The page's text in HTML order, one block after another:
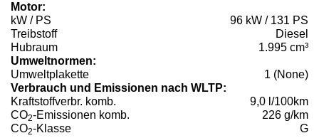
Motor:
kW / PS
96 kW / 131 PS
Treibstoff
Diesel
Hubraum
1.995 cm³
Umweltnormen:
Umweltplakette
1 (None)
Verbrauch und Emissionen nach WLTP:
Kraftstoffverbr. komb.
9,0 l/100km
CO2-Emissionen komb.
226 g/km
CO2-Klasse G